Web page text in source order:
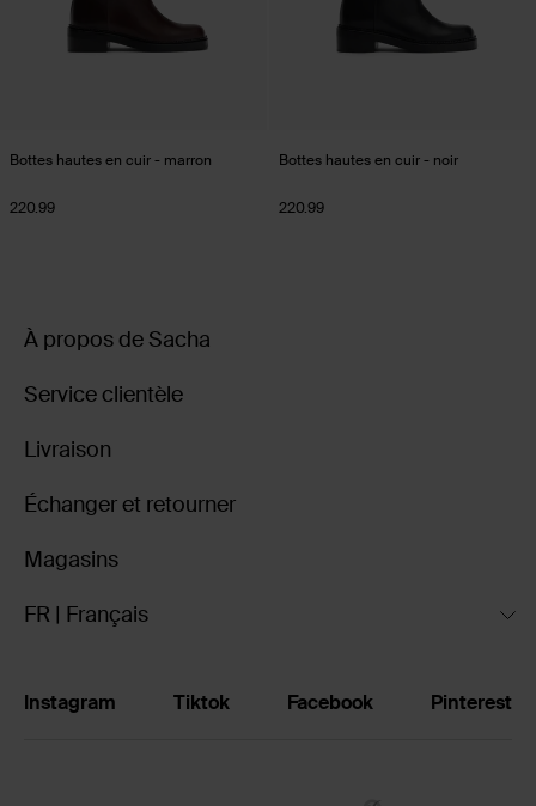
Bottes hautes en cuir - marron
220.99
Bottes hautes en cuir - noir
220.99
À propos de Sacha
Service clientèle
Livraison
Échanger et retourner
Magasins
FR | Français
Instagram Tiktok Facebook Pinterest